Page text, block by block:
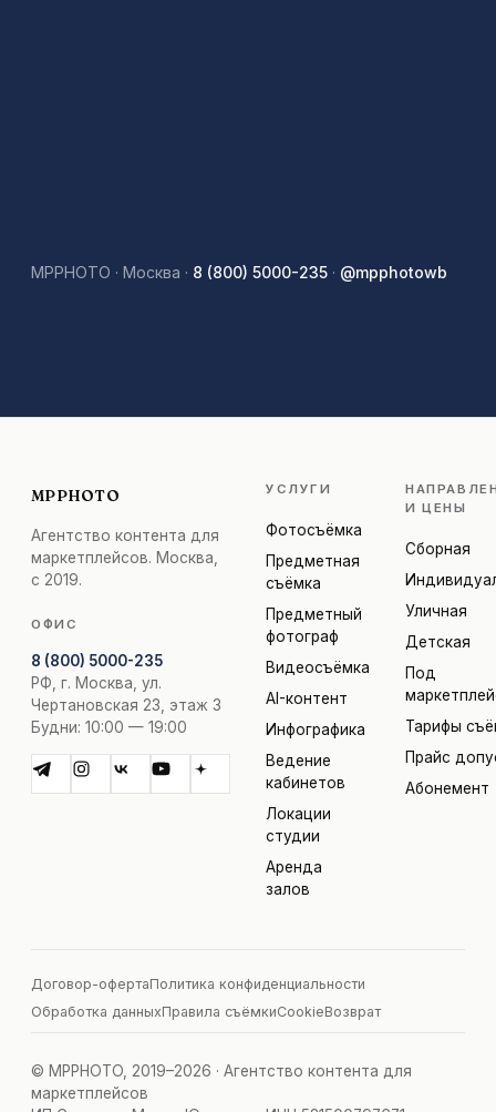
MPPHOTO · Москва · 8 (800) 5000-235 · @mpphotowb
MPPHOTO
Агентство контента для
маркетплейсов. Москва,
с 2019.
ОФИС
8 (800) 5000-235
РФ, г. Москва, ул.
Чертановская 23, этаж 3
Будни: 10:00 — 19:00
УСЛУГИ
Фотосъёмка
Предметная
съёмка
Предметный
фотограф
Видеосъёмка
AI-контент
Инфографика
Ведение
кабинетов
Локации
студии
Аренда
залов
И ЦЕНЫ
Сборная
Уличная
Детская
Под
Тарифы
Прайс
Абонемент
Договор-офертаПолитика конфиденциальности
Обработка данныхПравила съёмкиCookieВозврат
© MPPHOTO, 2019–2026 · Агентство контента для
маркетплейсов